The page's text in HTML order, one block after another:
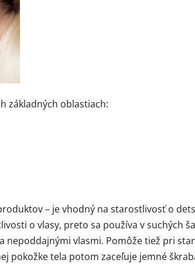
základných oblastiach:
– je vhodný na starostlivosť o
o vlasy, preto sa používa v suchých
vlasmi. Pomôže tiež pri
pokožke tela potom zaceľuje jemné